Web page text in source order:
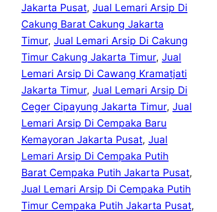
Jakarta Pusat, Jual Lemari Arsip Di
Cakung Barat Cakung Jakarta
Timur, Jual Lemari Arsip Di Cakung
Timur Cakung Jakarta Timur, Jual
Lemari Arsip Di Cawang Kramatjati
Jakarta Timur, Jual Lemari Arsip Di
Ceger Cipayung Jakarta Timur, Jual
Lemari Arsip Di Cempaka Baru
Kemayoran Jakarta Pusat, Jual
Lemari Arsip Di Cempaka Putih
Barat Cempaka Putih Jakarta Pusat
Jual Lemari Arsip Di Cempaka Putih
Timur Cempaka Putih Jakarta Pusat